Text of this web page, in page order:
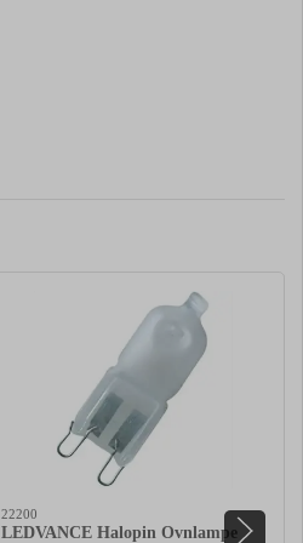
22200
LEDVANCE Halopin Ovnlampe